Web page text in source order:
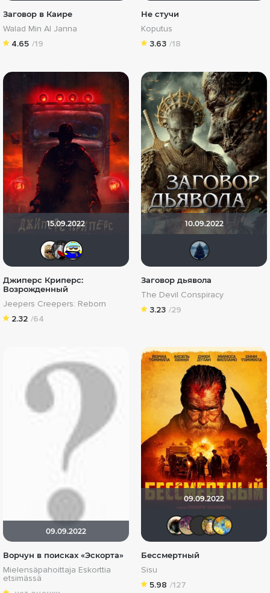
Заговор в Каире
Walad Min Al Janna
4.65 /19
Не стучи
Koputus
3.63 /18
15.09.2022
Джиперс Криперс:
Возрожденный
Jeepers Creepers: Reborn
2.32 /64
10.09.2022
Заговор дьявола
The Devil Conspiracy
3.23 /29
09.09.2022
Ворчун в поисках «Эскорта»
Mielensäpahoittaja Eskorttia
etsimässä
09.09.2022
Haotik
Бессмертный
Sisu
5.98 /127